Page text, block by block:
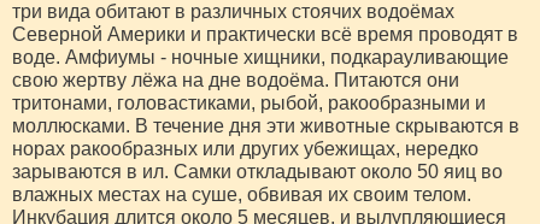
три вида обитают в различных стоячих водоёмах
Северной Америки и практически всё время проводят в
воде. Амфиумы - ночные хищники, подкарауливающие
свою жертву лёжа на дне водоёма. Питаются они
тритонами, головастиками, рыбой, ракообразными и
моллюсками. В течение дня эти животные скрываются в
норах ракообразных или других убежищах, нередко
зарываются в ил. Самки откладывают около 50 яиц во
влажных местах на суше, обвивая их своим телом.
Инкубация длится около 5 месяцев, и вылупляющиеся